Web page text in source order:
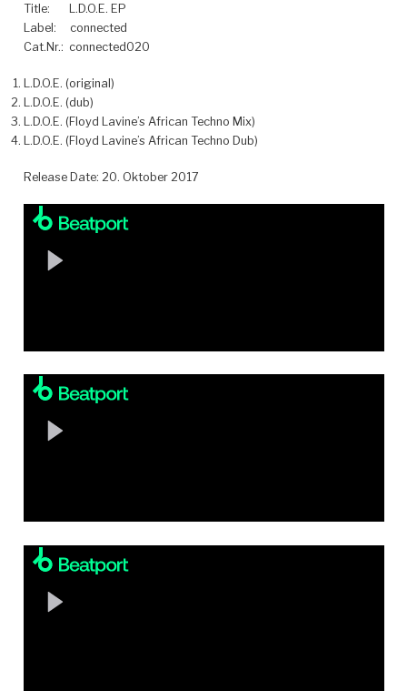
Title: L.D.O.E. EP
Label: connected
Cat.Nr.: connected020
L.D.O.E. (original)
L.D.O.E. (dub)
L.D.O.E. (Floyd Lavine’s African Techno Mix)
L.D.O.E. (Floyd Lavine’s African Techno Dub)
Release Date: 20. Oktober 2017